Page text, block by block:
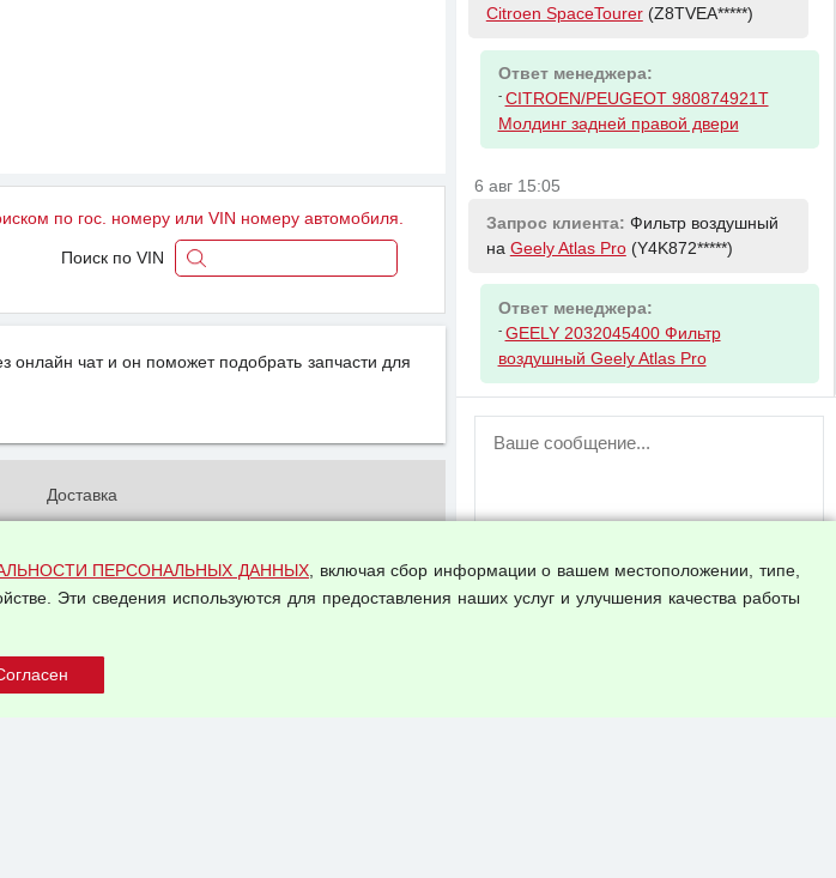
по гос. номеру или VIN номеру автомобиля.
Поиск по VIN
чат и он поможет подобрать запчасти для
Доставка
Оплата и возвраты
Арендодателям
ПЕРСОНАЛЬНЫХ ДАННЫХ, включая сбор информации о вашем местоположении, типе,
Эти сведения используются для предоставления наших услуг и улучшения качества работы
Citroen SpaceTourer(Z8TVEA*****)
Ответ менеджера:
- CITROEN/PEUGEOT 980874921T
Молдинг задней правой двери
6 авг 15:05
Запрос клиента: Фильтр воздушный
на Geely Atlas Pro(Y4K872*****)
Ответ менеджера:
- GEELY 2032045400 Фильтр
воздушный Geely Atlas Pro
ВНИМАНИЕ!
пользователей временно отключена!
аккаунт.